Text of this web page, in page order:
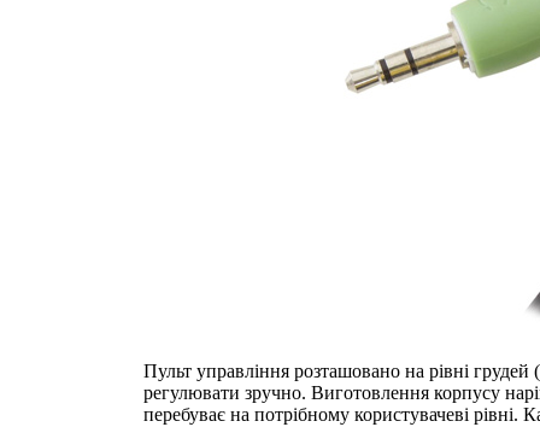
Пульт управління розташовано на рівні
регулювати зручно. Виготовлення корпусу
перебуває на потрібному користувачеві рівні.